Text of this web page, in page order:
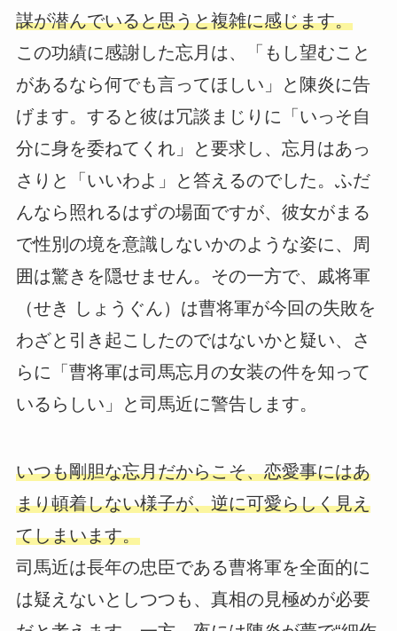
謀が潜んでいると思うと複雑に感じます。
この功績に感謝した忘月は、「もし望むこと
があるなら何でも言ってほしい」と陳炎に告
げます。すると彼は冗談まじりに「いっそ自
分に身を委ねてくれ」と要求し、忘月はあっ
さりと「いいわよ」と答えるのでした。ふだ
んなら照れるはずの場面ですが、彼女がまる
で性別の境を意識しないかのような姿に、周
囲は驚きを隠せません。その一方で、戚将軍
（せき しょうぐん）は曹将軍が今回の失敗を
わざと引き起こしたのではないかと疑い、さ
らに「曹将軍は司馬忘月の女装の件を知って
いるらしい」と司馬近に警告します。
いつも剛胆な忘月だからこそ、恋愛事にはあ
まり頓着しない様子が、逆に可愛らしく見え
てしまいます。
司馬近は長年の忠臣である曹将軍を全面的に
は疑えないとしつつも、真相の見極めが必要